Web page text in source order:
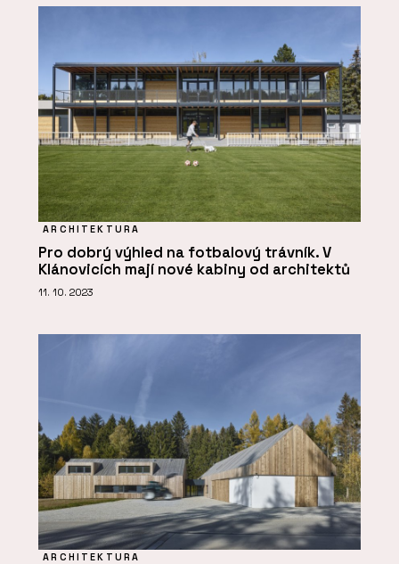
ARCHITEKTURA
Pro dobrý výhled na fotbalový trávník. V
Klánovicích mají nové kabiny od architektů
11. 10. 2023
ARCHITEKTURA